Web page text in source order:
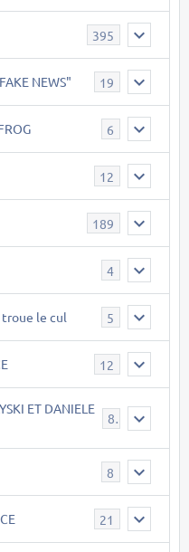
395
NEWS" 19
6
12
189
4
troue le cul 5
12
ET DANIELE
8
8
21